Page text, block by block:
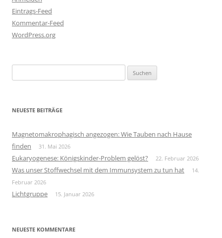
Eintrags-Feed
Kommentar-Feed
WordPress.org
nach:
NEUESTE BEITRÄGE
Magnetomakrophagisch angezogen: Wie Tauben nach Hause
finden
31. Mai 2026
Eukaryogenese: Königskinder-Problem gelöst? 22. Februar 2026
Was unser Stoffwechsel mit dem Immunsystem zu tun hat
14.
Februar 2026
Lichtgruppe 15. Januar 2026
NEUESTE KOMMENTARE